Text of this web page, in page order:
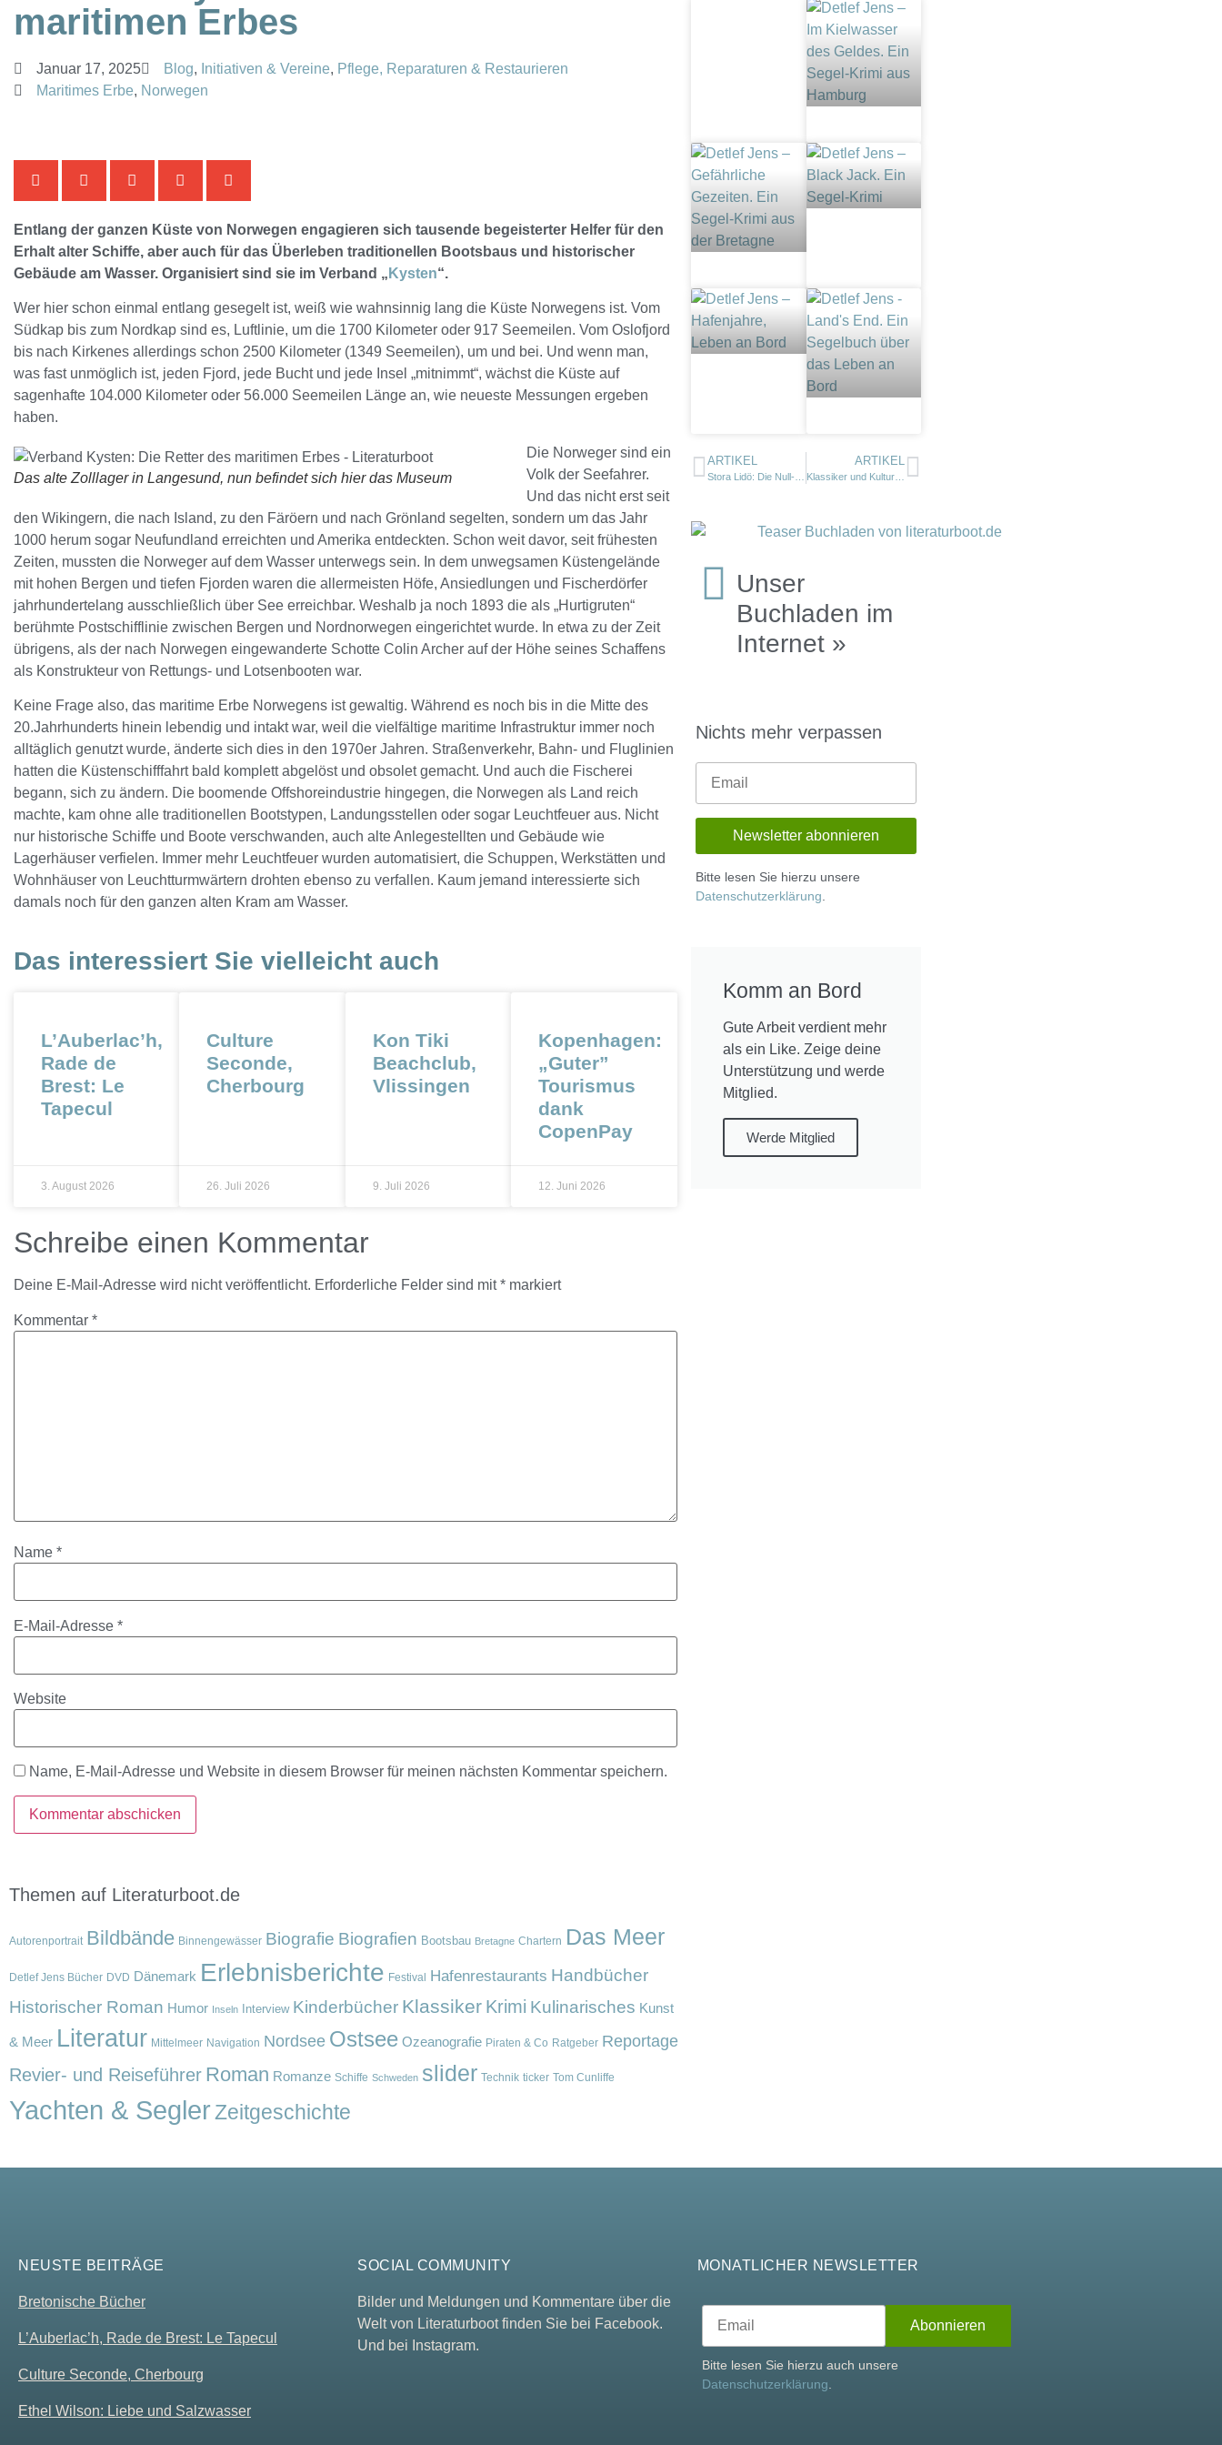
maritimen Erbes
Januar 17, 2025 Blog, Initiativen & Vereine, Pflege, Reparaturen & Restaurieren
Maritimes Erbe, Norwegen
Entlang der ganzen Küste von Norwegen engagieren sich tausende begeisterter Helfer für den
Erhalt alter Schiffe, aber auch für das Überleben traditionellen Bootsbaus und historischer
Gebäude am Wasser. Organisiert sind sie im Verband „ Kysten“.
Wer hier schon einmal entlang gesegelt ist, weiß wie wahnsinnig lang die Küste Norwegens ist. Vom
Südkap bis zum Nordkap sind es, Luftlinie, um die 1700 Kilometer oder 917 Seemeilen. Vom Oslofjord
bis nach Kirkenes allerdings schon 2500 Kilometer (1349 Seemeilen), um und bei. Und wenn man,
was fast unmöglich ist, jeden Fjord, jede Bucht und jede Insel „mitnimmt“, wächst die Küste auf
sagenhafte 104.000 Kilometer oder 56.000 Seemeilen Länge an, wie neueste Messungen ergeben
haben.
Das alte Zolllager in Langesund, nun befindet sich hier das Museum
Die Norweger sind ein
Volk der Seefahrer.
Und das nicht erst seit
den Wikingern, die nach Island, zu den Färöern und nach Grönland segelten, sondern um das Jahr
1000 herum sogar Neufundland erreichten und Amerika entdeckten. Schon weit davor, seit frühesten
Zeiten, mussten die Norweger auf dem Wasser unterwegs sein. In dem unwegsamen Küstengelände
mit hohen Bergen und tiefen Fjorden waren die allermeisten Höfe, Ansiedlungen und Fischerdörfer
jahrhundertelang ausschließlich über See erreichbar. Weshalb ja noch 1893 die als „Hurtigruten“
berühmte Postschifflinie zwischen Bergen und Nordnorwegen eingerichtet wurde. In etwa zu der Zeit
übrigens, als der nach Norwegen eingewanderte Schotte Colin Archer auf der Höhe seines Schaffens
als Konstrukteur von Rettungs- und Lotsenbooten war.
Keine Frage also, das maritime Erbe Norwegens ist gewaltig. Während es noch bis in die Mitte des
20.Jahrhunderts hinein lebendig und intakt war, weil die vielfältige maritime Infrastruktur immer noch
alltäglich genutzt wurde, änderte sich dies in den 1970er Jahren. Straßenverkehr, Bahn- und Fluglinien
hatten die Küstenschifffahrt bald komplett abgelöst und obsolet gemacht. Und auch die Fischerei
begann, sich zu ändern. Die boomende Offshoreindustrie hingegen, die Norwegen als Land reich
machte, kam ohne alle traditionellen Bootstypen, Landungsstellen oder sogar Leuchtfeuer aus. Nicht
nur historische Schiffe und Boote verschwanden, auch alte Anlegestellten und Gebäude wie
Lagerhäuser verfielen. Immer mehr Leuchtfeuer wurden automatisiert, die Schuppen, Werkstätten und
Wohnhäuser von Leuchtturmwärtern drohten ebenso zu verfallen. Kaum jemand interessierte sich
damals noch für den ganzen alten Kram am Wasser.
Das interessiert Sie vielleicht auch
L’Auberlac’h,
Rade de
Brest: Le
Tapecul
3. August 2026
Culture
Seconde,
Cherbourg
26. Juli 2026
Kon Tiki
Beachclub,
Vlissingen
9. Juli 2026
Kopenhagen:
„Guter”
Tourismus
dank
CopenPay
12. Juni 2026
Schreibe einen Kommentar
Deine E-Mail-Adresse wird nicht veröffentlicht. Erforderliche Felder sind mit* markiert
Kommentar *
Name *
E-Mail-Adresse *
Website
Name, E-Mail-Adresse und Website in diesem Browser für meinen nächsten Kommentar speichern.
ARTIKEL ARTIKEL
Unser
Buchladen im
Internet »
Nichts mehr verpassen
Bitte lesen Sie hierzu unsere
Datenschutzerklärung
Komm an Bord
Gute Arbeit verdient mehr
als ein Like. Zeige deine
Unterstützung und werde
Mitglied.
Werde Mitglied
Themen auf Literaturboot.de
Autorenportrait Bildbände Binnengewässer Biografie Biografien Bootsbau Bretagne Chartern Das Meer
Detlef Jens Bücher DVD Dänemark Erlebnisberichte Festival Hafenrestaurants Handbücher
Historischer Roman Humor Inseln Interview Kinderbücher Klassiker Krimi Kulinarisches Kunst
& Meer Literatur Mittelmeer Navigation Nordsee Ostsee Ozeanografie Piraten & Co Ratgeber Reportage
Revier- und Reiseführer Roman Romanze Schiffe Schweden slider Technik ticker Tom Cunliffe
Yachten & SeglerZeitgeschichte
NEUSTE BEITRÄGE
Bretonische Bücher
L’Auberlac’h, Rade de Brest: Le Tapecul
Culture Seconde, Cherbourg
Ethel Wilson: Liebe und Salzwasser
SOCIAL COMMUNITY
Bilder und Meldungen und Kommentare über die
Welt von Literaturboot finden Sie bei Facebook.
Und bei Instagram.
MONATLICHER NEWSLETTER
Bitte lesen Sie hierzu auch unsere
Datenschutzerklärung.